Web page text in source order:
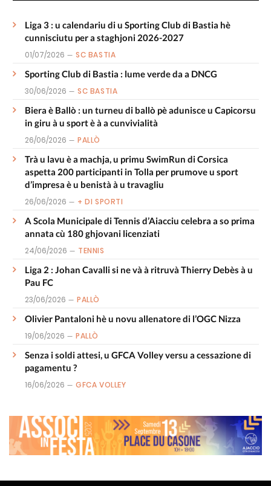
Liga 3 : u calendariu di u Sporting Club di Bastia hè
cunnisciutu per a staghjoni 2026-2027
01/07/2026 SC BASTIA
Sporting Club di Bastia : lume verde da a DNCG
30/06/2026 SC BASTIA
Biera è Ballò : un turneu di ballò pè adunisce u Capicorsu
in giru à u sport è à a cunvivialità
26/06/2026 PALLÒ
Trà u lavu è a machja, u primu SwimRun di Corsica
aspetta 200 participanti in Tolla per prumove u sport
d’impresa è u benistà à u travagliu
26/06/2026 + DI SPORTI
A Scola Municipale di Tennis d’Aiacciu celebra a so prima
annata cù 180 ghjovani licenziati
24/06/2026 TENNIS
Liga 2 : Johan Cavalli si ne và à ritruvà Thierry Debès à u
Pau FC
23/06/2026 PALLÒ
Olivier Pantaloni hè u novu allenatore di l’OGC Nizza
19/06/2026 PALLÒ
Senza i soldi attesi, u GFCA Volley versu a cessazione di
pagamentu ?
16/06/2026 GFCA VOLLEY